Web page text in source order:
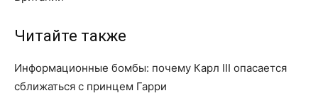
Читайте также
Информационные бомбы: почему Карл III опасается
сближаться с принцем Гарри